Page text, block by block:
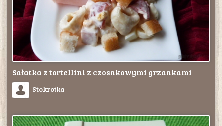
Sałatka z tortellini z czosnkowymi grzankami
Stokrotka